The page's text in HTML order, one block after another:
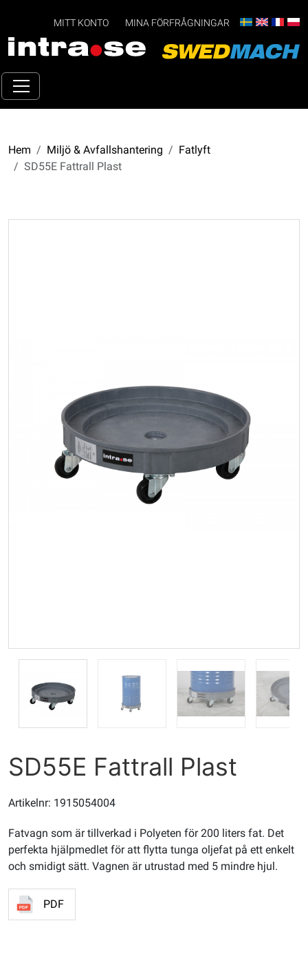
MITT KONTO MINA FÖRFRÅGNINGAR
Hem Miljö & Avfallshantering
Fatlyft
SD55E Fattrall Plast
SD55E Fattrall Plast
Artikelnr: 1915054004
Fatvagn som är tillverkad i Polyeten för 200 liters fat. Det
perfekta hjälpmedlet för att flytta tunga oljefat på ett enkelt
och smidigt sätt. Vagnen är utrustad med 5 mindre hjul.
PDF